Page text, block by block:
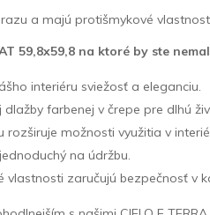
a majú protišmykové
59,8x59,8 na ktoré by ste
interiéru sviežosť a eleganciu.
farbenej v črepe pre dlhú
možnosti využitia v
na údržbu.
zaručujú bezpečnosť v